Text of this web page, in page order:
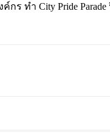
ร ทำ City Pride